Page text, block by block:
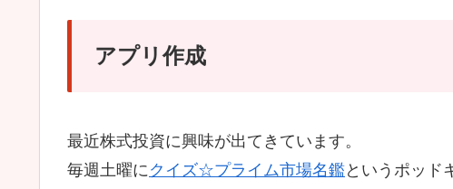
アプリ作成
最近株式投資に興味が出てきています。
毎週土曜にクイズ☆プライム市場名鑑というポッド